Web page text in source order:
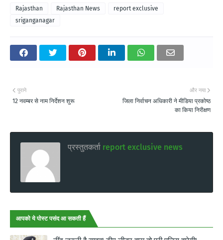
Rajasthan Rajasthan News
report exclusive
sriganganagar
और नया
जिला निर्वाचन अधिकारी ने मीडिया प्रकोष्ठ
का किया निरीक्षण
पुराने
12 नवम्बर से नाम निर्देशन शुरू
प्रस्तुतकर्ता report exclusive news
आपको ये पोस्ट पसंद आ सकती हैं